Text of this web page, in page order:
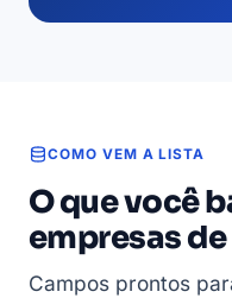
COMO VEM A LISTA
O que você
empresas
Campos prontos